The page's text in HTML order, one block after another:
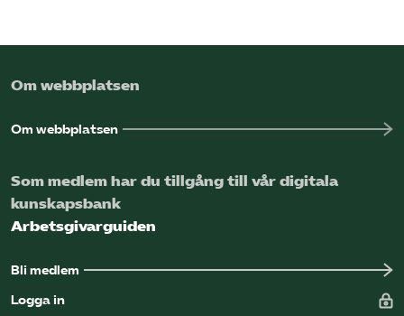
In english
Om webbplatsen
Om webbplatsen
Som medlem har du tillgång till vår digitala
kunskapsbank
Arbetsgivarguiden
Bli medlem
Logga in